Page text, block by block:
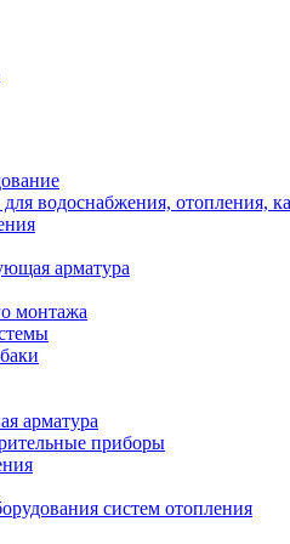
водоснабжения, отопления,
арматура
монтажа
арматура
приборы
систем отопления